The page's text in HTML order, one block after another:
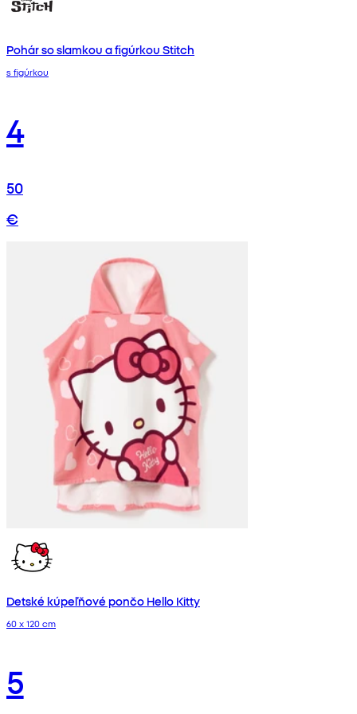
Pohár so slamkou a figúrkou Stitch
s figúrkou
4
50
€
Detské kúpeľňové pončo Hello Kitty
60 x 120 cm
5